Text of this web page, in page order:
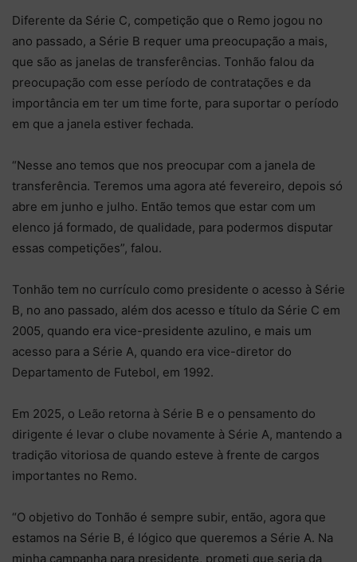
Diferente da Série C, competição que o Remo jogou no
ano passado, a Série B requer uma preocupação a mais,
que são as janelas de transferências. Tonhão falou da
preocupação com esse período de contratações e da
importância em ter um time forte, para suportar o período
em que a janela estiver fechada.
“Nesse ano temos que nos preocupar com a janela de
transferência. Teremos uma agora até fevereiro, depois só
abre em junho e julho. Então temos que estar com um
elenco já formado, de qualidade, para podermos disputar
essas competições”, falou.
Tonhão tem no currículo como presidente o acesso à Série
B, no ano passado, além dos acesso e título da Série C em
2005, quando era vice-presidente azulino, e mais um
acesso para a Série A, quando era vice-diretor do
Departamento de Futebol, em 1992.
Em 2025, o Leão retorna à Série B e o pensamento do
dirigente é levar o clube novamente à Série A, mantendo a
tradição vitoriosa de quando esteve à frente de cargos
importantes no Remo.
“O objetivo do Tonhão é sempre subir, então, agora que
estamos na Série B, é lógico que queremos a Série A. Na
minha campanha para presidente, prometi que seria da